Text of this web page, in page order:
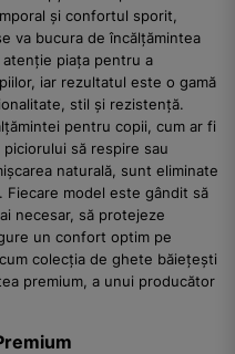
și confortul sporit,
va bucura de încălțămintea
piața pentru a
iar rezultatul este o gamă
stil și rezistență.
pentru copii, cum ar fi
să respire sau
naturală, sunt eliminate
Fiecare model este gândit să
necesar, să protejeze
un confort optim pe
colecția de ghete băiețești
premium, a unui producător